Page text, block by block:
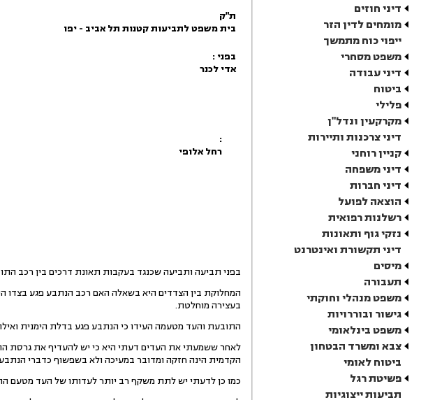
דיני חוזים
מומחים לדין הזר
ייפוי כוח מתמשך
משפט מסחרי
דיני עבודה
ביטוח
פלילי
מקרקעין ונדל"ן
דיני צרכנות ותיירות
קניין רוחני
דיני משפחה
דיני חברות
הוצאה לפועל
רשלנות רפואית
נזקי גוף ותאונות
דיני תקשורת ואינטרנט
מיסים
תעבורה
משפט מנהלי וחוקתי
גישור ובוררויות
משפט בינלאומי
צבא ומשרד הבטחון
ביטוח לאומי
פשיטת רגל
תביעות ייצוגיות
ת"ק
בית משפט לתביעות קטנות תל אביב - יפו
בפני :
אדי לכנר
:
רחל אלופי
בפני תביעה ותביעה שכנגד בעקבות תאונת דרכים בין רכב
המחלוקת בין הצדדים היא בשאלה האם רכב הנתבע פגע
בעצירה מוחלטת.
התובעת והעד מטעמה העידו כי הנתבע פגע בדלת הימנית
לאחר ששמעתי את העדים דעתי היא כי יש להעדיף את גרסת
הקדמית הינה חזקה ומדובר במעיכה ולא בשפשוף כדברי
כמו כן לדעתי יש לתת משקף רב יותר לעדותו של העד מטעם